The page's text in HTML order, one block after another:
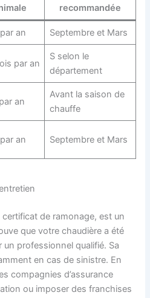
recommandée
an Septembre et Mars
par an
S selon le
département
an
Avant la saison de
chauffe
an Septembre et Mars
certificat de ramonage, est un
que votre chaudière a été
professionnel qualifié. Sa
en cas de sinistre. En
compagnies d’assurance
ou imposer des franchises